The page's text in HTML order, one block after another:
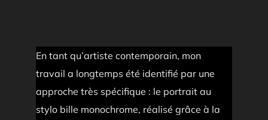
En tant qu’artiste contemporain, mon
travail a longtemps été identifié par une
approche très spécifique : le portrait au
stylo bille monochrome, réalisé grâce à la